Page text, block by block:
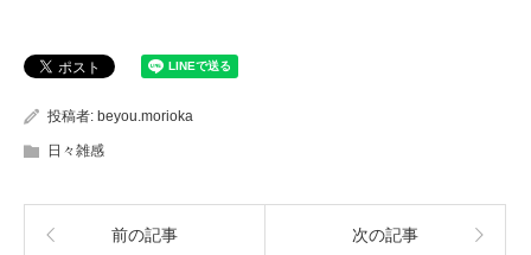
投稿者: beyou.morioka
日々雑感
前の記事 次の記事